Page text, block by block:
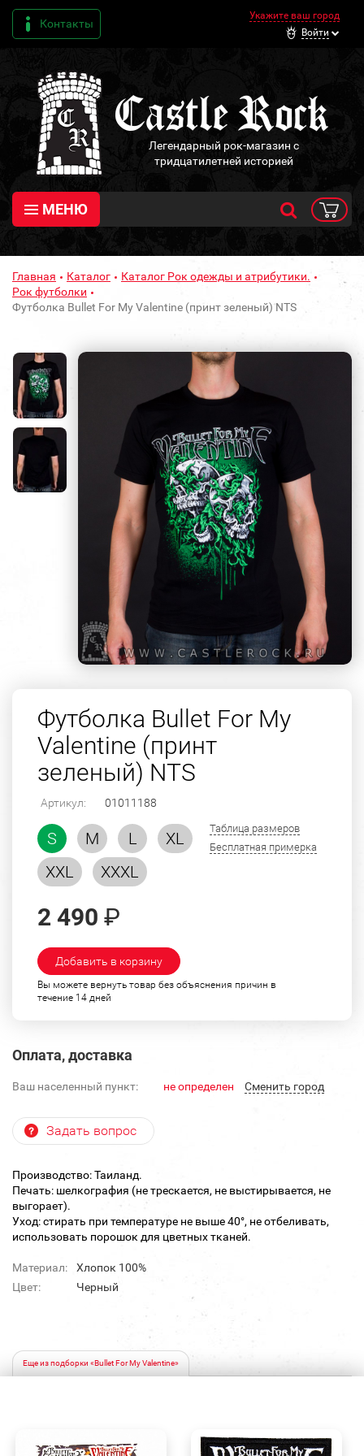
Контакты
Укажите ваш город
Войти
Легендарный рок-магазин с
тридцатилетней историей
МЕНЮ
Главная Каталог
Каталог Рок одежды и атрибутики.
Рок футболки
Футболка Bullet For My Valentine (принт зеленый) NTS
Футболка Bullet For My
Valentine (принт
зеленый) NTS
Артикул: 01011188
S M L
XL
XXL
XXXL
Таблица размеров
Бесплатная примерка
2 490 ₽
Добавить в корзину
Вы можете вернуть товар без объяснения причин в
течение 14 дней
Оплата, доставка
Ваш населенный пункт: не определен Cменить город
Задать вопрос
Производство: Таиланд.
Печать: шелкография (не трескается, не выстирывается, не
выгорает).
Уход: стирать при температуре не выше 40°, не отбеливать,
использовать порошок для цветных тканей.
Материал:
Хлопок 100%
Цвет:
Черный
Еще из подборки «Bullet For My Valentine»